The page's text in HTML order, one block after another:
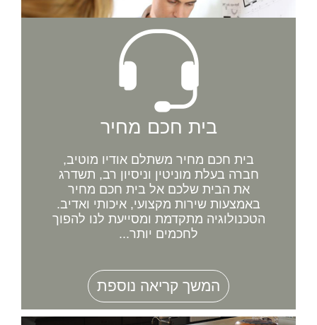
בית חכם מחיר
בית חכם מחיר משתלם אודיו מוטיב,
חברה בעלת מוניטין וניסיון רב, תשדרג
את הבית שלכם אל בית חכם מחיר
באמצעות שירות מקצועי, איכותי ואדיב.
הטכנולוגיה מתקדמת ומסייעת לנו להפוך
לחכמים יותר...
המשך קריאה נוספת